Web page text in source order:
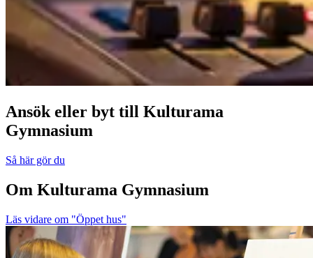
Ansök eller byt till Kulturama
Gymnasium
Så här gör du
Om Kulturama Gymnasium
Läs vidare om "Öppet hus"